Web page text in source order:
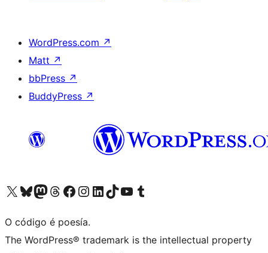
WordPress.com ↗
Matt ↗
bbPress ↗
BuddyPress ↗
Visita la cuenta de X (anteriormente Twitter)
Visita a nosa conta de Bluesky
Visita a nosa conta de Mastodon
Visita a nosa conta de Threads
Visita a nosa páxina de Facebook
Visita a nosa conta de Instagram
Visita a nosa conta de LinkedIn
Visita a nosa conta de TikTok
Visita a nosa canle de YouTube
Visita a nosa conta de Tumblr
O código é poesía.
The WordPress® trademark is the intellectual property